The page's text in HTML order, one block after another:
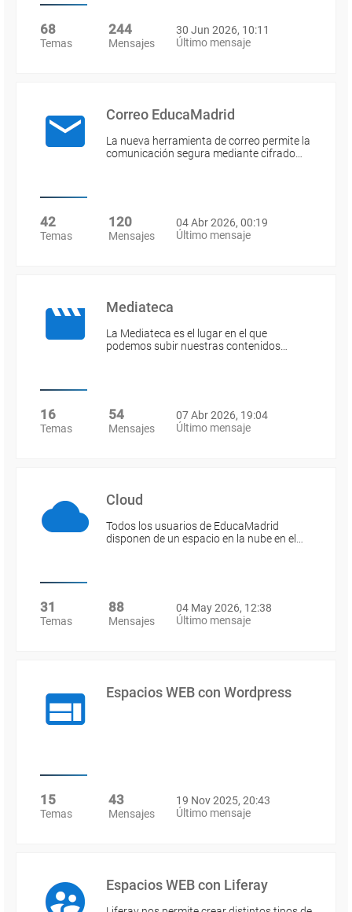
68
Temas
244
Mensajes
30 Jun 2026, 10:11
Último mensaje
Correo EducaMadrid
La nueva herramienta de correo permite la
comunicación segura mediante cifrado…
42
Temas
120
Mensajes
04 Abr 2026, 00:19
Último mensaje
Mediateca
La Mediateca es el lugar en el que
podemos subir nuestras contenidos…
16
Temas
54
Mensajes
07 Abr 2026, 19:04
Último mensaje
Cloud
Todos los usuarios de EducaMadrid
disponen de un espacio en la nube en el…
31
Temas
88
Mensajes
04 May 2026, 12:38
Último mensaje
Espacios WEB con Wordpress
15
Temas
43
Mensajes
19 Nov 2025, 20:43
Último mensaje
Espacios WEB con Liferay